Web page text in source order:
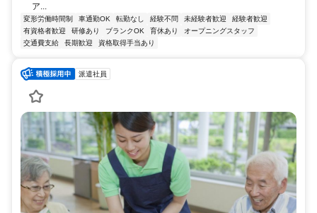
ア...
変形労働時間制 車通勤OK 転勤なし 経験不問 未経験者歓迎
経験者歓迎
有資格者歓迎
研修あり ブランクOK 育休あり
オープニングスタッフ
交通費支給
長期歓迎 資格取得手当あり
派遣社員